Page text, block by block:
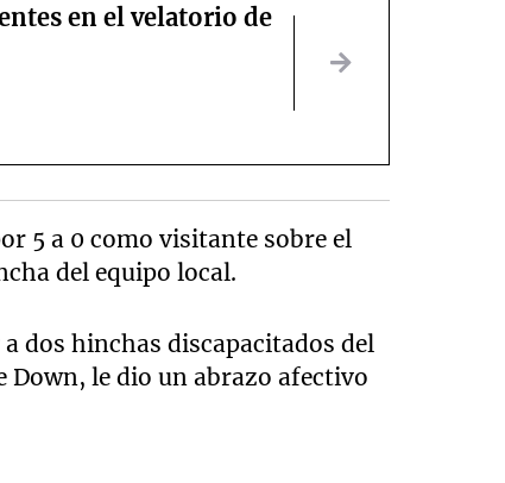
en el velatorio de
5 a 0 como visitante sobre el
del equipo local.
dos hinchas discapacitados del
Down, le dio un abrazo afectivo